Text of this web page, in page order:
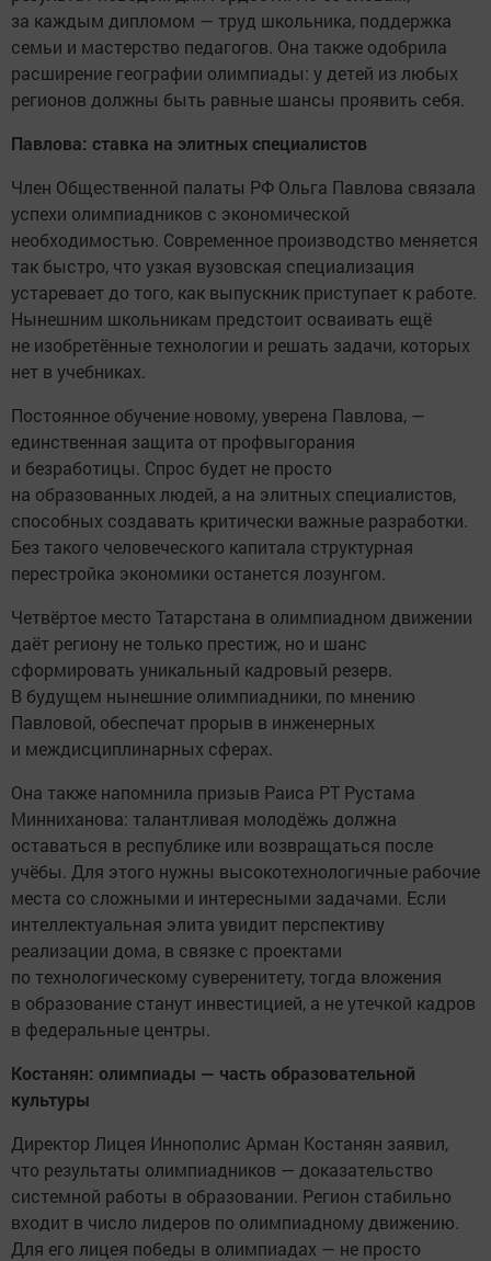
за каждым дипломом — труд школьника, поддержка
семьи и мастерство педагогов. Она также одобрила
расширение географии олимпиады: у детей из любых
регионов должны быть равные шансы проявить себя.
Павлова: ставка на элитных специалистов
Член Общественной палаты РФ Ольга Павлова связала
успехи олимпиадников с экономической
необходимостью. Современное производство меняется
так быстро, что узкая вузовская специализация
устаревает до того, как выпускник приступает к работе.
Нынешним школьникам предстоит осваивать ещё
не изобретённые технологии и решать задачи, которых
нет в учебниках.
Постоянное обучение новому, уверена Павлова, —
единственная защита от профвыгорания
и безработицы. Спрос будет не просто
на образованных людей, а на элитных специалистов,
способных создавать критически важные разработки.
Без такого человеческого капитала структурная
перестройка экономики останется лозунгом.
Четвёртое место Татарстана в олимпиадном движении
даёт региону не только престиж, но и шанс
сформировать уникальный кадровый резерв.
В будущем нынешние олимпиадники, по мнению
Павловой, обеспечат прорыв в инженерных
и междисциплинарных сферах.
Она также напомнила призыв Раиса РТ Рустама
Минниханова: талантливая молодёжь должна
оставаться в республике или возвращаться после
учёбы. Для этого нужны высокотехнологичные рабочие
места со сложными и интересными задачами. Если
интеллектуальная элита увидит перспективу
реализации дома, в связке с проектами
по технологическому суверенитету, тогда вложения
в образование станут инвестицией, а не утечкой кадров
в федеральные центры.
Костанян: олимпиады — часть образовательной
культуры
Директор Лицея Иннополис Арман Костанян заявил,
что результаты олимпиадников — доказательство
системной работы в образовании. Регион стабильно
входит в число лидеров по олимпиадному движению.
Для его лицея победы в олимпиадах — не просто